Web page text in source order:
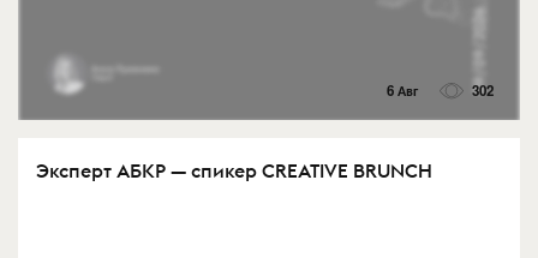
6 Авг 302
Эксперт АБКР — спикер CREATIVE BRUNCH